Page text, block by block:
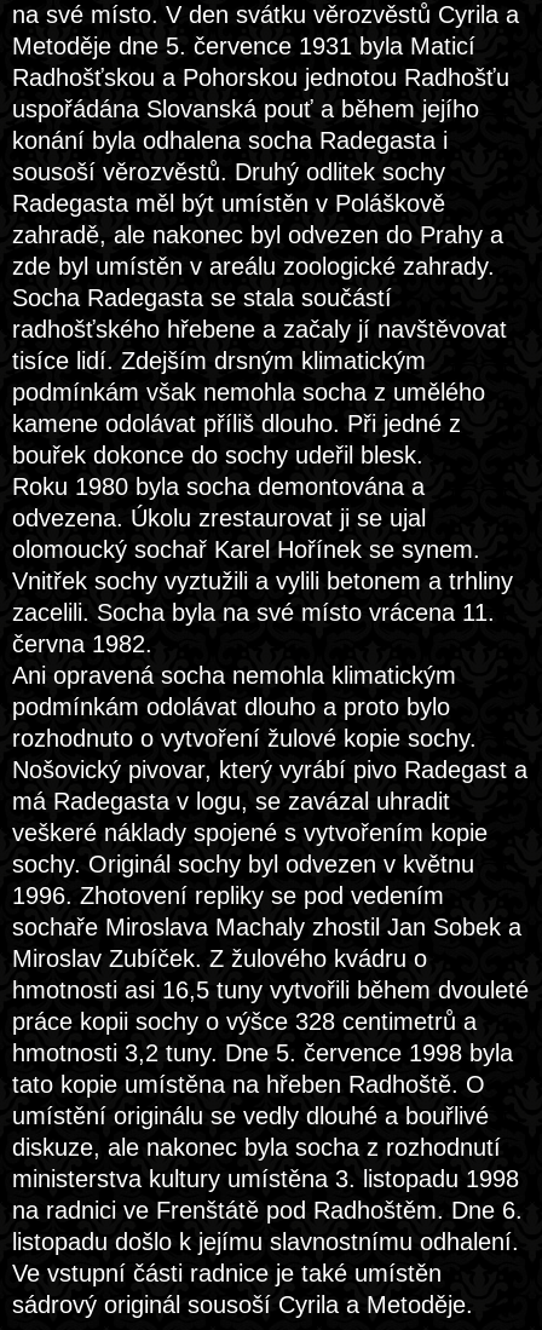
na své místo. V den svátku věrozvěstů Cyrila a
Metoděje dne 5. července 1931 byla Maticí
Radhošťskou a Pohorskou jednotou Radhošťu
uspořádána Slovanská pouť a během jejího
konání byla odhalena socha Radegasta i
sousoší věrozvěstů. Druhý odlitek sochy
Radegasta měl být umístěn v Poláškově
zahradě, ale nakonec byl odvezen do Prahy a
zde byl umístěn v areálu zoologické zahrady.
Socha Radegasta se stala součástí
radhošťského hřebene a začaly jí navštěvovat
tisíce lidí. Zdejším drsným klimatickým
podmínkám však nemohla socha z umělého
kamene odolávat příliš dlouho. Při jedné z
bouřek dokonce do sochy udeřil blesk.
Roku 1980 byla socha demontována a
odvezena. Úkolu zrestaurovat ji se ujal
olomoucký sochař Karel Hořínek se synem.
Vnitřek sochy vyztužili a vylili betonem a trhliny
zacelili. Socha byla na své místo vrácena 11.
června 1982.
Ani opravená socha nemohla klimatickým
podmínkám odolávat dlouho a proto bylo
rozhodnuto o vytvoření žulové kopie sochy.
Nošovický pivovar, který vyrábí pivo Radegast a
má Radegasta v logu, se zavázal uhradit
veškeré náklady spojené s vytvořením kopie
sochy. Originál sochy byl odvezen v květnu
1996. Zhotovení repliky se pod vedením
sochaře Miroslava Machaly zhostil Jan Sobek a
Miroslav Zubíček. Z žulového kvádru o
hmotnosti asi 16,5 tuny vytvořili během dvouleté
práce kopii sochy o výšce 328 centimetrů a
hmotnosti 3,2 tuny. Dne 5. července 1998 byla
tato kopie umístěna na hřeben Radhoště. O
umístění originálu se vedly dlouhé a bouřlivé
diskuze, ale nakonec byla socha z rozhodnutí
ministerstva kultury umístěna 3. listopadu 1998
na radnici ve Frenštátě pod Radhoštěm. Dne 6.
listopadu došlo k jejímu slavnostnímu odhalení.
Ve vstupní části radnice je také umístěn
sádrový originál sousoší Cyrila a Metoděje.